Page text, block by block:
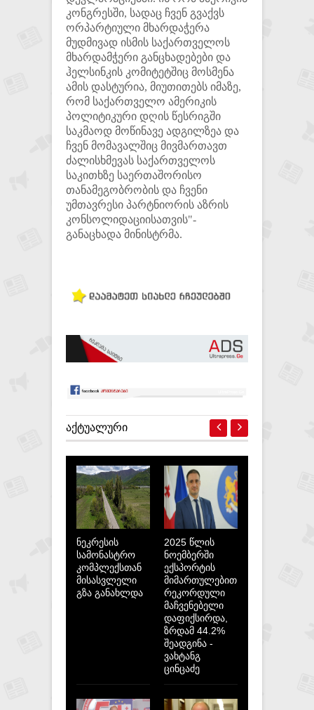
კონგრესში, სადაც ჩვენ გვაქვს
ორპარტიული მხარდაჭერა
მუდმივად ისმის საქართველოს
მხარდამჭერი განცხადებები და
ჰელსინკის კომიტეტშიც მოსმენა
ამის დასტურია, მიუთითებს იმაზე,
რომ საქართველო ამერიკის
პოლიტიკური დღის წესრიგში
საკმაოდ მოწინავე ადგილზეა და
ჩვენ მომავალშიც მივმართავთ
ძალისხმევას საქართველოს
საკითხზე საერთაშორისო
თანამეგობრობის და ჩვენი
უმთავრესი პარტნიორის აზრის
კონსოლიდაციისათვის"-
განაცხადა მინისტრმა.
ᲐᲥᲢᲣᲐᲚᲣᲠᲘ
ნეკრესის
სამონასტრო
კომპლექსთან
მისასვლელი
გზა განახლდა
2025 წლის
ნოემბერში
ექსპორტის
მიმართულებით
რეკორდული
მაჩვენებელი
დაფიქსირდა,
ზრდამ 44.2%
შეადგინა -
ვახტანგ
ცინცაძე